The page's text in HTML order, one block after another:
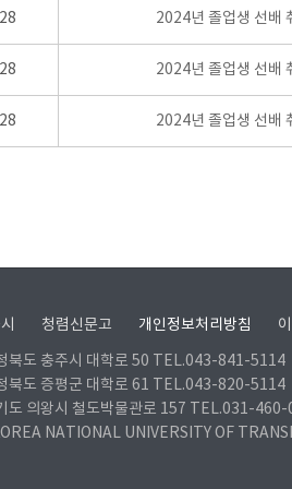
2024년 졸업생 선배
2024년 졸업생 선배
2024년 졸업생 선배
청렴신문고 개인정보처리방침
북도 충주시 대학로 50 TEL.043-841-5114
북도 증평군 대학로 61 TEL.043-820-5114
도 의왕시 철도박물관로 157 TEL.031-460-
NATIONAL UNIVERSITY OF